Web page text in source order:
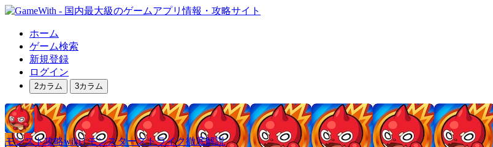
ホーム
ゲーム検索
新規登録
ログイン
2カラム 3カラム
モンスト攻略wiki | モンスターストライク徹底解説